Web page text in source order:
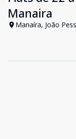
Manaira
Manaíra, João